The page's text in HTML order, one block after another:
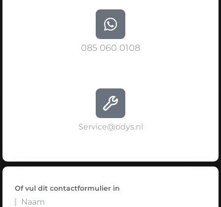
085 060 0108
Service@odys.nl
Of vul dit contactformulier in
Naam